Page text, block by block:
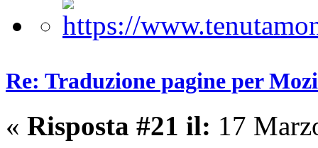
Re: Traduzione pagine per
« Risposta #21 il: 17